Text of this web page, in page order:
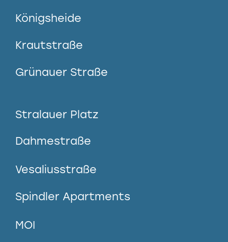
Königsheide
Krautstraße
Grünauer Straße
Stralauer Platz
Dahmestraße
Vesaliusstraße
Spindler Apartments
MOI